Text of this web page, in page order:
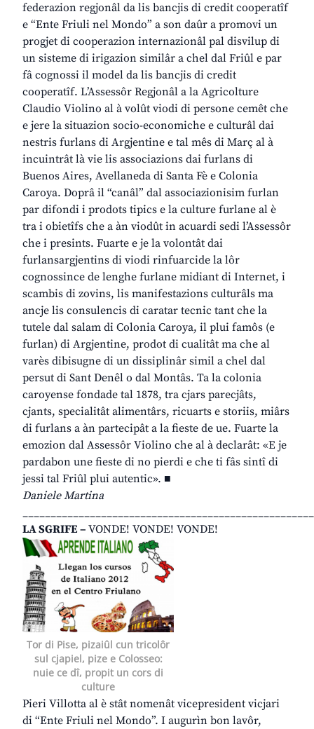
federazion regjonâl da lis bancjis di credit cooperatîf
e “Ente Friuli nel Mondo” a son daûr a promovi un
progjet di cooperazion internazionâl pal disvilup di
un sisteme di irigazion similâr a chel dal Friûl e par
fâ cognossi il model da lis bancjis di credit
cooperatîf. L’Assessôr Regjonâl a la Agricolture
Claudio Violino al à volût viodi di persone cemêt che
e jere la situazion socio-economiche e culturâl dai
nestris furlans di Argjentine e tal mês di Març al à
incuintrât là vie lis associazions dai furlans di
Buenos Aires, Avellaneda di Santa Fè e Colonia
Caroya. Doprâ il “canâl” dal associazionisim furlan
par difondi i prodots tipics e la culture furlane al è
tra i obietîfs che a àn viodût in acuardi sedi l’Assessôr
che i presints. Fuarte e je la volontât dai
furlansargjentins di viodi rinfuarcide la lôr
cognossince de lenghe furlane midiant di Internet, i
scambis di zovins, lis manifestazions culturâls ma
ancje lis consulencis di caratar tecnic tant che la
tutele dal salam di Colonia Caroya, il plui famôs (e
furlan) di Argjentine, prodot di cualitât ma che al
varès dibisugne di un dissiplinâr simil a chel dal
persut di Sant Denêl o dal Montâs. Ta la colonia
caroyense fondade tal 1878, tra cjars parecjâts,
cjants, specialitât alimentârs, ricuarts e storiis, miârs
di furlans a àn partecipât a la fieste de ue. Fuarte la
emozion dal Assessôr Violino che al à declarât: «E je
pardabon une fieste di no pierdi e che ti fâs sintî di
jessi tal Friûl plui autentic». ■
Daniele Martina
LA SGRIFE – VONDE! VONDE! VONDE!
Tor di Pise, pizaiûl cun tricolôr
sul cjapiel, pize e Colosseo:
nuie ce dî, propit un cors di
culture
Pieri Villotta al è stât nomenât vicepresident vicjari
di “Ente Friuli nel Mondo”. I augurìn bon lavôr,